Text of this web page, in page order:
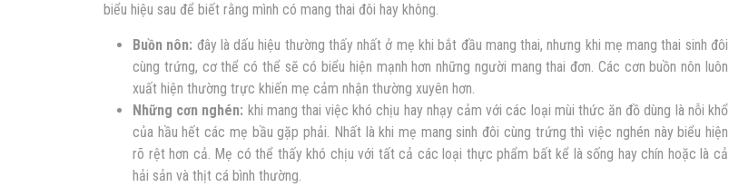
biểu hiệu sau để biết rằng mình có mang thai đôi hay không.
Buồn nôn: đây là dấu hiệu thường thấy nhất ở mẹ khi bắt đầu mang thai, nhưng khi mẹ mang thai sinh đôi
cùng trứng, cơ thể có thể sẽ có biểu hiện mạnh hơn những người mang thai đơn. Các cơn buồn nôn luôn
xuất hiện thường trực khiến mẹ cảm nhận thường xuyên hơn.
Những cơn nghén: khi mang thai việc khó chịu hay nhạy cảm với các loại mùi thức ăn đồ dùng là nỗi khổ
của hầu hết các mẹ bầu gặp phải. Nhất là khi mẹ mangsinh đôi cùng trứng thì việc nghén này biểu hiện
rõ rệt hơn cả. Mẹ có thể thấy khó chịu với tất cả các loại thực phẩm bất kể là sống hay chín hoặc là cả
hải sản và thịt cá bình thường.